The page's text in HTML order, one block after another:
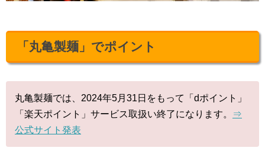
「丸亀製麺」でポイント
丸亀製麺では、2024年5月31日をもって「dポイント」
「楽天ポイント」サービス取扱い終了になります。
⇒
公式サイト発表